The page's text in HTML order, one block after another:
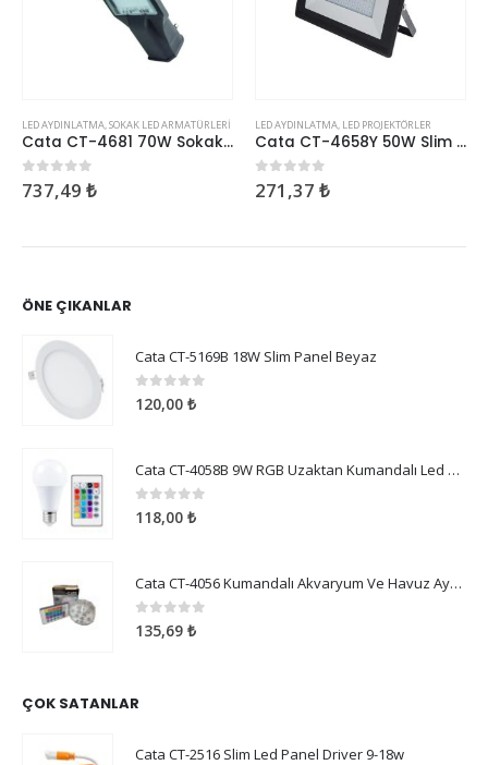
LED AYDINLATMA,SOKAK LED ARMATÜRLERI
Cata CT-4681 70W Sokak Armatürü
05 üzerinden
737,49 ₺
LED AYDINLATMA, LED PROJEKTÖRLER
Cata CT-4658Y 50W Slim Led Projektör Yeşil
05 üzerinden
271,37 ₺
ÖNE ÇIKANLAR
Cata CT-5169B 18W Slim Panel Beyaz
05 üzerinden
120,00 ₺
Cata CT-4058B 9W RGB Uzaktan Kumandalı Led Ampul Beyaz Işık
0 5 üzerinden
118,00 ₺
Cata CT-4056 Kumandalı Akvaryum Ve Havuz Aydınlatma
05 üzerinden
135,69 ₺
ÇOK SATANLAR
Cata CT-2516 Slim Led Panel Driver 9-18w